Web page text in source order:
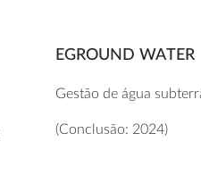
EGROUND WATER
Gestão de água
(Conclusão: 2024)